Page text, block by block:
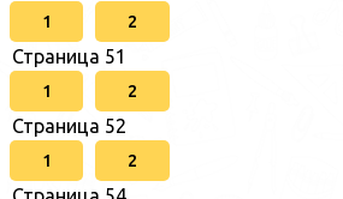
1 2
Страница 51
1 2
Страница 52
1 2